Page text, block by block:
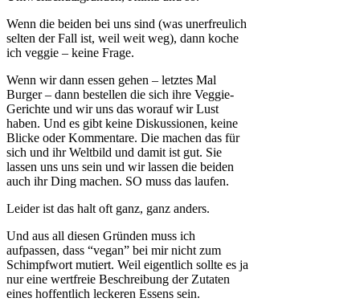
Wenn die beiden bei uns sind (was unerfreulich
selten der Fall ist, weil weit weg), dann koche
ich veggie – keine Frage.
Wenn wir dann essen gehen – letztes Mal
Burger – dann bestellen die sich ihre Veggie-
Gerichte und wir uns das worauf wir Lust
haben. Und es gibt keine Diskussionen, keine
Blicke oder Kommentare. Die machen das für
sich und ihr Weltbild und damit ist gut. Sie
lassen uns uns sein und wir lassen die beiden
auch ihr Ding machen. SO muss das laufen.
Leider ist das halt oft ganz, ganz anders.
Und aus all diesen Gründen muss ich
aufpassen, dass “vegan” bei mir nicht zum
Schimpfwort mutiert. Weil eigentlich sollte es ja
nur eine wertfreie Beschreibung der Zutaten
eines hoffentlich leckeren Essens sein.